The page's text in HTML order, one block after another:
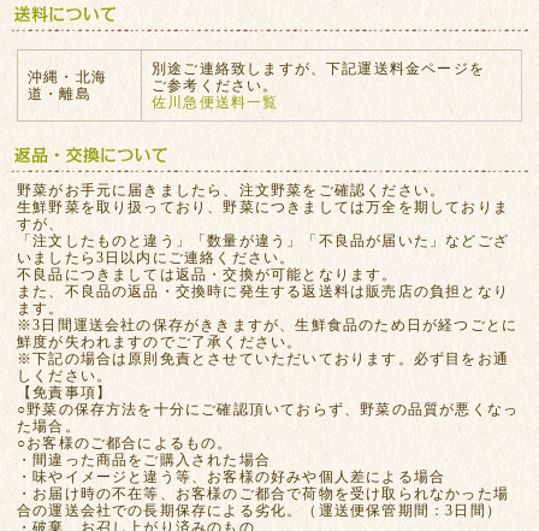
沖縄・北海
道・離島
別途ご連絡致しますが、下記運送料金ページを
ご参考ください。
佐川急便送料一覧
野菜がお手元に届きましたら、注文野菜をご確認ください。
生鮮野菜を取り扱っており、野菜につきましては万全を期しておりま
すが、
「注文したものと違う」「数量が違う」「不良品が届いた」などござ
いましたら3日以内にご連絡ください。
不良品につきましては返品・交換が可能となります。
また、不良品の返品・交換時に発生する返送料は販売店の負担となり
ます。
※3日間運送会社の保存がききますが、生鮮食品のため日が経つごとに
鮮度が失われますのでご了承ください。
※下記の場合は原則免責とさせていただいております。必ず目をお通
しください。
【免責事項】
○野菜の保存方法を十分にご確認頂いておらず、野菜の品質が悪くなっ
た場合。
○お客様のご都合によるもの。
・間違った商品をご購入された場合
・味やイメージと違う等、お客様の好みや個人差による場合
・お届け時の不在等、お客様のご都合で荷物を受け取られなかった場
合の運送会社での長期保存による劣化。（運送便保管期間：3日間）
・破棄、お召し上がり済みのもの